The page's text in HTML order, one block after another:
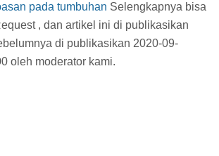
pada tumbuhan Selengkapnya bisa
, dan artikel ini di publikasikan
di publikasikan 2020-09-
oleh moderator kami.